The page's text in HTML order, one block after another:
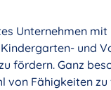
Unternehmen
und
fördern. Ganz
von Fähigkeiten